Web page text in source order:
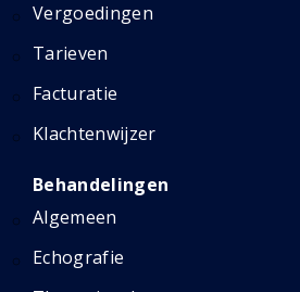
Vergoedingen
Tarieven
Facturatie
Klachtenwijzer
Behandelingen
Algemeen
Echografie